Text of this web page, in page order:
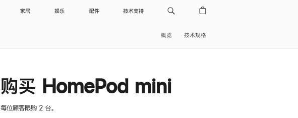
家居 娱乐 配件 技术支持
概览 技术规格
购买 HomePod mini
每位顾客限购 2 台。